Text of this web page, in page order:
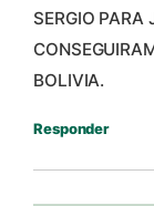
SERGIO PARA
BOLIVIA.
Responder